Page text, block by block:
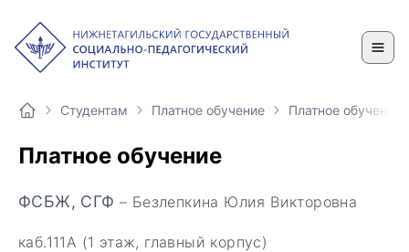
Студентам Платное обучение Платное обучение
Платное обучение
ФСБЖ, СГФ – Безлепкина Юлия Викторовна
каб.111А (1 этаж, главный корпус)